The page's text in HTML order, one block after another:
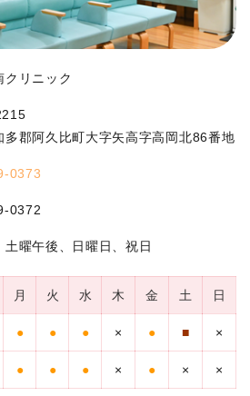
クリニック
多郡阿久比町大字矢高字高岡北86番地
0373
0372
土曜午後、日曜日、祝日
月 火 水 木 金 土 日
● ● ● × ● ■ ×
● ● ● × ● × ×